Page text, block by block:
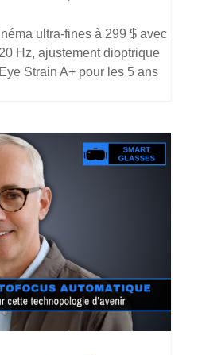
ultra-fines à 299 $ avec
Hz, ajustement dioptrique
Strain A+ pour les 5 ans